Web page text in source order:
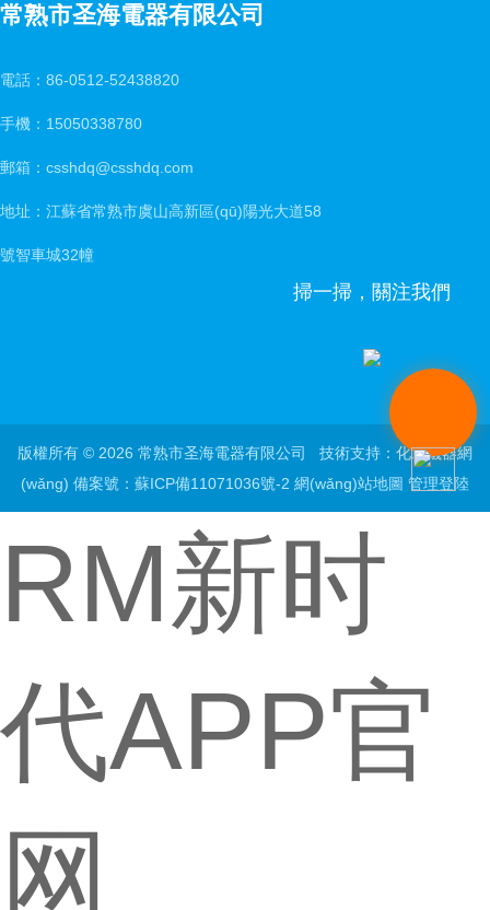
常熟市圣海電器有限公司
電話：86-0512-52438820
手機：15050338780
郵箱：csshdq@csshdq.com
地址：江蘇省常熟市虞山高新區(qū)陽光大道58
號智車城32幢
掃一掃，關注我們
版權所有 © 2026 常熟市圣海電器有限公司 技術支持： 化工儀器網
(wǎng) 備案號：蘇ICP備11071036號-2 網(wǎng)站地圖 管理登陸
RM新时
代APP官
网